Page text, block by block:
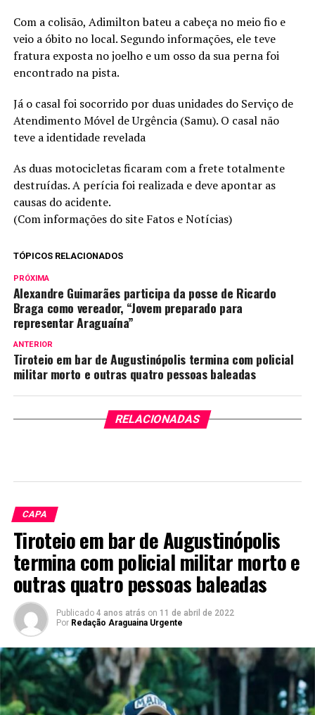
Com a colisão, Adimilton bateu a cabeça no meio fio e
veio a óbito no local. Segundo informações, ele teve
fratura exposta no joelho e um osso da sua perna foi
encontrado na pista.
Já o casal foi socorrido por duas unidades do Serviço de
Atendimento Móvel de Urgência (Samu). O casal não
teve a identidade revelada
As duas motocicletas ficaram com a frete totalmente
destruídas. A perícia foi realizada e deve apontar as
causas do acidente.
(Com informações do site Fatos e Notícias)
TÓPICOS RELACIONADOS
PRÓXIMA
Alexandre Guimarães participa da posse de Ricardo
Braga como vereador, “Jovem preparado para
representar Araguaína”
ANTERIOR
Tiroteio em bar de Augustinópolis termina com policial
militar morto e outras quatro pessoas baleadas
RELACIONADAS
CAPA
Tiroteio em bar de Augustinópolis
termina com policial militar morto e
outras quatro pessoas baleadas
Publicado 4 anos atrás on 11 de abril de 2022
Por Redação Araguaina Urgente